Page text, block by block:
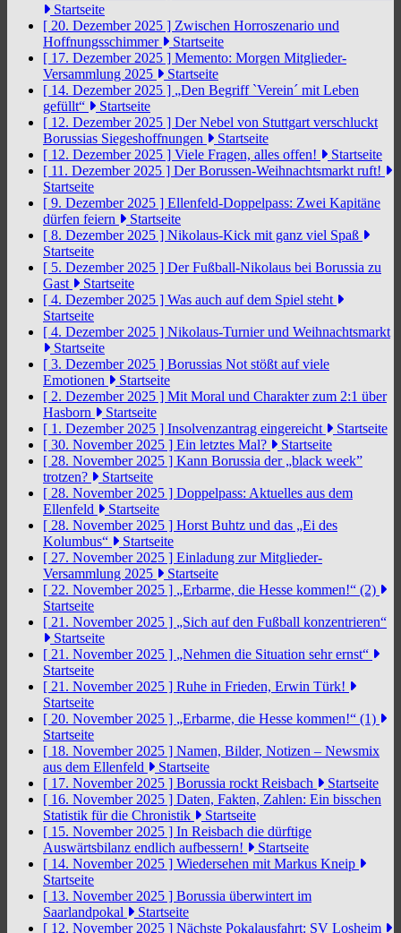
Startseite
[ 20. Dezember 2025 ] Zwischen Horroszenario und
Hoffnungsschimmer
Startseite
[ 17. Dezember 2025 ] Memento: Morgen Mitglieder-
Versammlung 2025
Startseite
[ 14. Dezember 2025 ] „Den Begriff `Verein´ mit Leben
gefüllt“
Startseite
[ 12. Dezember 2025 ] Der Nebel von Stuttgart verschluckt
Borussias Siegeshoffnungen
Startseite
[ 12. Dezember 2025 ] Viele Fragen, alles offen!
Startseite
[ 11. Dezember 2025 ] Der Borussen-Weihnachtsmarkt ruft!
Startseite
[ 9. Dezember 2025 ] Ellenfeld-Doppelpass: Zwei Kapitäne
dürfen feiern
Startseite
[ 8. Dezember 2025 ] Nikolaus-Kick mit ganz viel Spaß
Startseite
[ 5. Dezember 2025 ] Der Fußball-Nikolaus bei Borussia zu
Gast
Startseite
[ 4. Dezember 2025 ] Was auch auf dem Spiel steht
Startseite
[ 4. Dezember 2025 ] Nikolaus-Turnier und Weihnachtsmarkt
Startseite
[ 3. Dezember 2025 ] Borussias Not stößt auf viele
Emotionen
Startseite
[ 2. Dezember 2025 ] Mit Moral und Charakter zum 2:1 über
Hasborn
Startseite
[ 1. Dezember 2025 ] Insolvenzantrag eingereicht
Startseite
[ 30. November 2025 ] Ein letztes Mal?
Startseite
[ 28. November 2025 ] Kann Borussia der „black week”
trotzen?
Startseite
[ 28. November 2025 ] Doppelpass: Aktuelles aus dem
Ellenfeld
Startseite
[ 28. November 2025 ] Horst Buhtz und das „Ei des
Kolumbus“
Startseite
[ 27. November 2025 ] Einladung zur Mitglieder-
Versammlung 2025
Startseite
[ 22. November 2025 ] „Erbarme, die Hesse kommen!“ (2)
Startseite
[ 21. November 2025 ] „Sich auf den Fußball konzentrieren“
Startseite
[ 21. November 2025 ] „Nehmen die Situation sehr ernst“
Startseite
[ 21. November 2025 ] Ruhe in Frieden, Erwin Türk!
Startseite
[ 20. November 2025 ] „Erbarme, die Hesse kommen!“ (1)
Startseite
[ 18. November 2025 ] Namen, Bilder, Notizen – Newsmix
aus dem Ellenfeld
Startseite
[ 17. November 2025 ] Borussia rockt Reisbach
Startseite
[ 16. November 2025 ] Daten, Fakten, Zahlen: Ein bisschen
Statistik für die Chronistik
Startseite
[ 15. November 2025 ] In Reisbach die dürftige
Auswärtsbilanz endlich aufbessern!
Startseite
[ 14. November 2025 ] Wiedersehen mit Markus Kneip
Startseite
[ 13. November 2025 ] Borussia überwintert im
Saarlandpokal
Startseite
[ 12. November 2025 ] Nächste Pokalausfahrt: SV Losheim